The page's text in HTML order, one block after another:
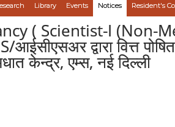
Library Events Notices Resident's
( Scientist-I (Non-
द्वारा वित्त
केन्द्र, एम्स, नई दिल्ली